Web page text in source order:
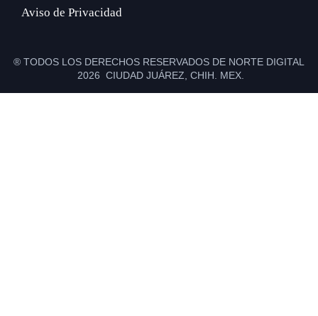
Aviso de Privacidad
® TODOS LOS DERECHOS RESERVADOS DE NORTE DIGITAL
2026 CIUDAD JUÁREZ, CHIH. MEX.